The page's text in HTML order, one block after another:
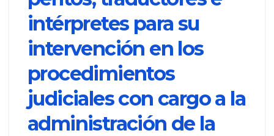
intérpretes para su
intervención en los
procedimientos
judiciales con cargo a la
administración de la